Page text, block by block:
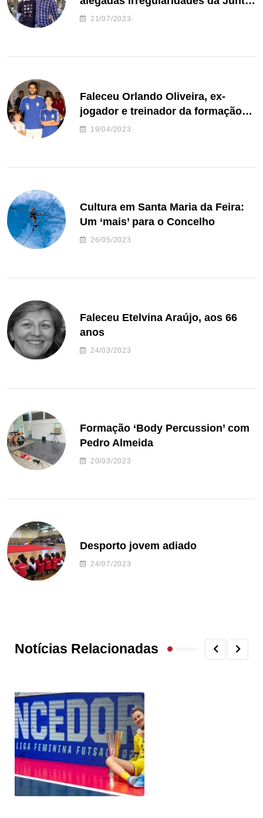
de Freguesia S. João de Ver
21/07/2023
Faleceu Orlando Oliveira, ex-
jogador e treinador da formação
de andebol do Feirense
19/04/2023
Cultura em Santa Maria da Feira:
Um ‘mais’ para o Concelho
26/05/2023
Faleceu Etelvina Araújo, aos 66
anos
24/03/2023
Formação ‘Body Percussion’ com
Pedro Almeida
20/03/2023
Desporto jovem adiado
24/07/2023
Notícias Relacionadas